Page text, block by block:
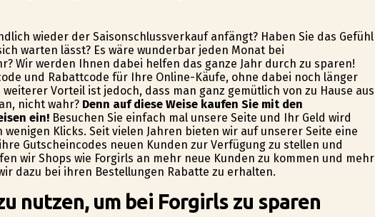
wieder der Saisonschlussverkauf anfängt? Haben Sie das Gefühl
warten lässt? Es wäre wunderbar jeden Monat bei
Wir werden Ihnen dabei helfen das ganze Jahr durch zu sparen!
und Rabattcode für Ihre Online-Käufe, ohne dabei noch länger
Vorteil ist jedoch, dass man ganz gemütlich von zu Hause aus
nicht wahr? Denn auf diese Weise kaufen Sie mit den
ein!Besuchen Sie einfach mal unsere Seite und Ihr Geld wird
Klicks. Seit vielen Jahren bieten wir auf unserer Seite eine
Gutscheincodes neuen Kunden zur Verfügung zu stellen und
wir Shops wie Forgirls an mehr neue Kunden zu kommen und mehr
dazu bei ihren Bestellungen Rabatte zu erhalten.
nutzen, um bei Forgirls zu sparen